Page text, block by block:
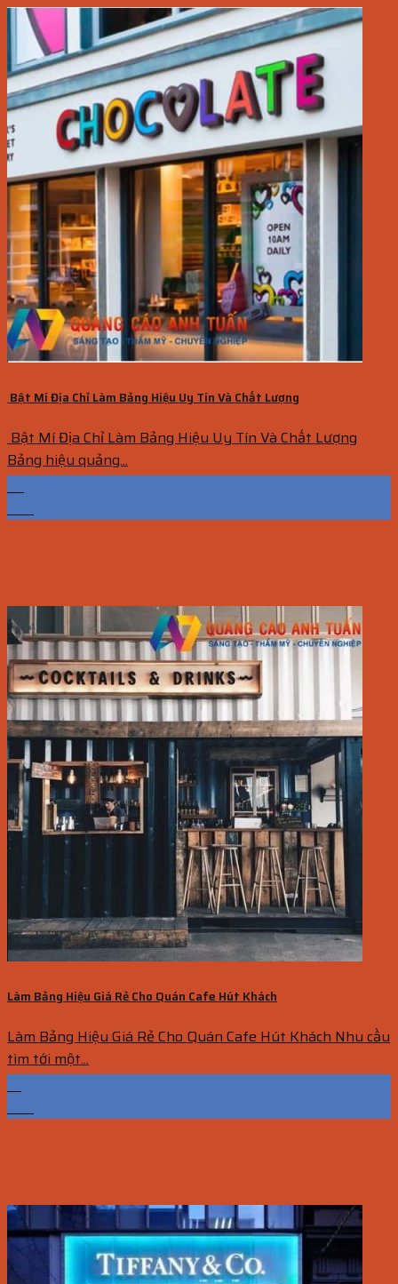
Bật Mí Địa Chỉ Làm Bảng Hiệu Uy Tín Và Chất Lượng
Bật Mí Địa Chỉ Làm Bảng Hiệu Uy Tín Và Chất Lượng
Bảng hiệu quảng...
25
Th6
Làm Bảng Hiệu Giá Rẻ Cho Quán Cafe Hút Khách
Làm Bảng Hiệu Giá Rẻ Cho Quán Cafe Hút Khách Nhu cầu
tìm tới một...
19
Th6